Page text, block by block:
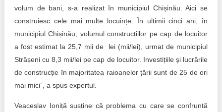
volum de bani, s-a realizat în municipiul Chișinău. Aici se
construiesc cele mai multe locuințe. În ultimii cinci ani, în
municipiul Chișinău, volumul construcțiilor pe cap de locuitor
a fost estimat la 25,7 mii de lei (mii/lei), urmat de municipiul
Strășeni cu 8,3 mii/lei pe cap de locuitor. Investițiile și lucrările
de construcție în majoritatea raioanelor țării sunt de 25 de ori
mai mici”, a spus expertul.
Veaceslav Ioniță susține că problema cu care se confruntă